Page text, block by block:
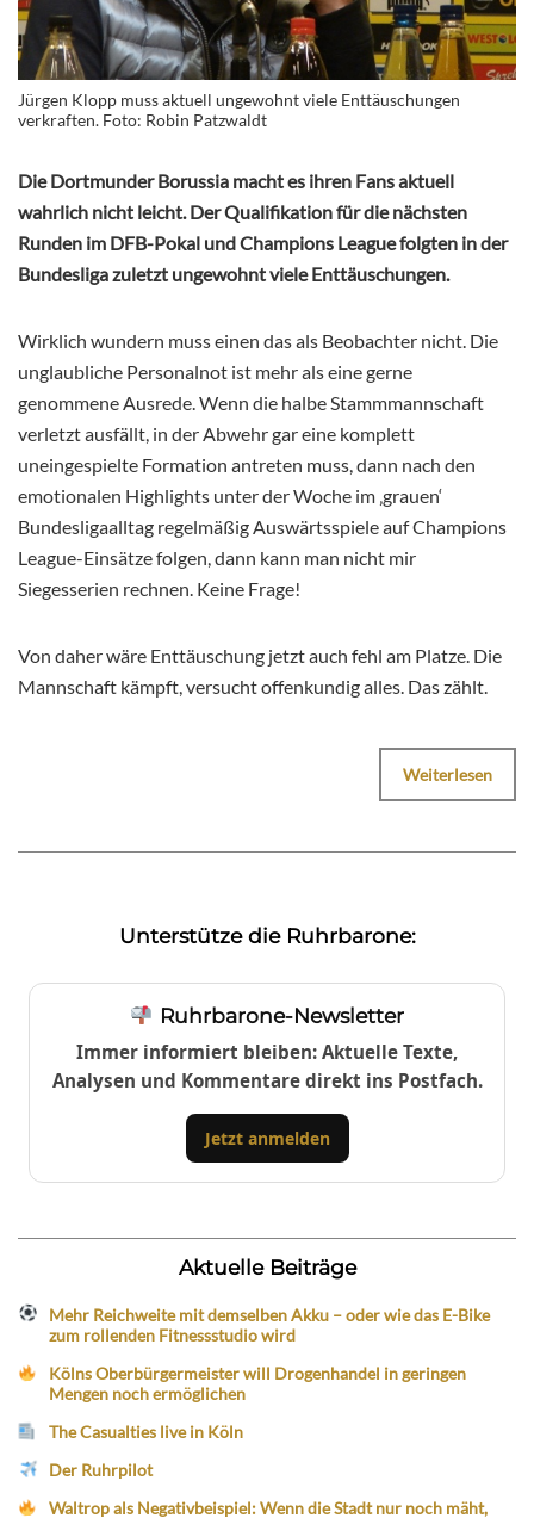
Jürgen Klopp muss aktuell ungewohnt viele Enttäuschungen
verkraften. Foto: Robin Patzwaldt
Die Dortmunder Borussia macht es ihren Fans aktuell
wahrlich nicht leicht. Der Qualifikation für die nächsten
Runden im DFB-Pokal und Champions League folgten in der
Bundesliga zuletzt ungewohnt viele Enttäuschungen.
Wirklich wundern muss einen das als Beobachter nicht. Die
unglaubliche Personalnot ist mehr als eine gerne
genommene Ausrede. Wenn die halbe Stammmannschaft
verletzt ausfällt, in der Abwehr gar eine komplett
uneingespielte Formation antreten muss, dann nach den
emotionalen Highlights unter der Woche im ‚grauen‘
Bundesligaalltag regelmäßig Auswärtsspiele auf Champions
League-Einsätze folgen, dann kann man nicht mir
Siegesserien rechnen. Keine Frage!
Von daher wäre Enttäuschung jetzt auch fehl am Platze. Die
Mannschaft kämpft, versucht offenkundig alles. Das zählt.
Weiterlesen
Unterstütze die Ruhrbarone:
Ruhrbarone-Newsletter
Immer informiert bleiben: Aktuelle Texte,
Analysen und Kommentare direkt ins Postfach.
Jetzt anmelden
Aktuelle Beiträge
Mehr Reichweite mit demselben Akku – oder wie das E-Bike
zum rollenden Fitnessstudio wird
Kölns Oberbürgermeister will Drogenhandel in geringen
Mengen noch ermöglichen
The Casualties live in Köln
Der Ruhrpilot
Waltrop als Negativbeispiel: Wenn die Stadt nur noch mäht,